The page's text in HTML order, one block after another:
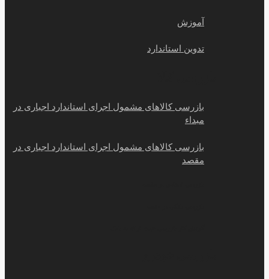
آموزش
تدوین استاندارد
بازرسی کالاهای مشمول اجرای استاندارد اجباری در
مبداء
بازرسی کالاهای مشمول اجرای استاندارد اجباری در
مقصد